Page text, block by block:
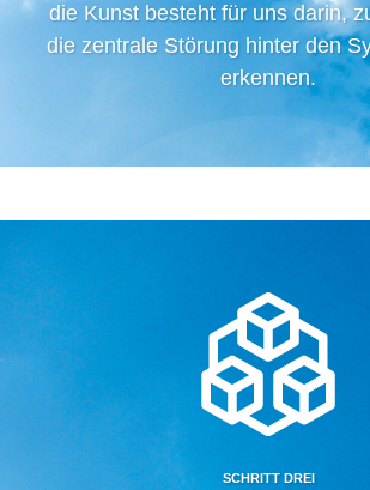
die Kunst besteht für uns darin,
die zentrale Störung hinter den
erkennen.
SCHRITT DREI